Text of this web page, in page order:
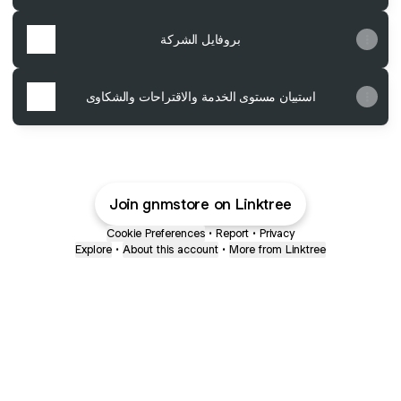
بروفايل الشركة
استبيان مستوى الخدمة والاقتراحات والشكاوى
Join gnmstore on Linktree
Cookie Preferences • Report • Privacy
Explore • About this account • More from Linktree